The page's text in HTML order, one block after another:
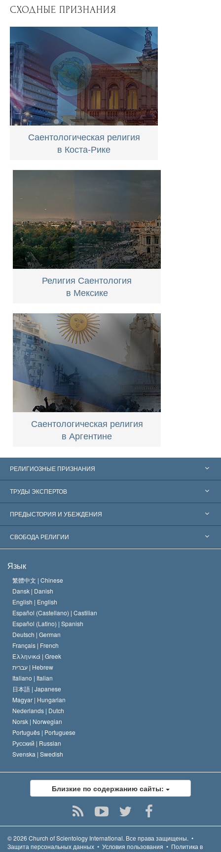
СХОДНЫЕ ПРИЗНАНИЯ
Саентологическая религия
в Коста-Рике
Религия Саентология
в Мексике
Саентологическая религия
в Аргентине
РЕЛИГИОЗНЫЕ ПРИЗНАНИЯ
Соединённые Штаты
Признания по всему миру
Знаменательные решения
ТРУДЫ ЭКСПЕРТОВ
Экспертизы по категориям
Ведущие мировые специалисты
ПРЕДЫСТОРИЯ И УБЕЖДЕНИЯ
Л. Рон Хаббард
Кредо Церкви Саентологии
Кодекс саентолога
Дэвид Мицкевич
СВОБОДА РЕЛИГИИ
Международные стандарты в области прав человека
Декларация о религии
Язык
繁體中文 | Chinese
Dansk | Danish
English | English
Español (Castellano) | Castilian
Español (Latino) | Spanish
Deutsch | German
Français | French
Ελληνικά | Greek
עברית | Hebrew
Italiano | Italian
日本語 | Japanese
Magyar | Hungarian
Nederlands | Dutch
Norsk | Norwegian
Português | Portuguese
Русский | Russian
Svenska | Swedish
Близкие по содержанию сайты:
© 2026 Church of Scientology International. Все права защищены. •
Защита персональных данных • Условия пользования • Политика в